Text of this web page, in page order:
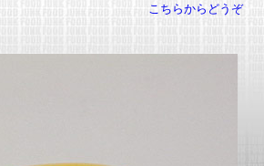
こちらからどうぞ